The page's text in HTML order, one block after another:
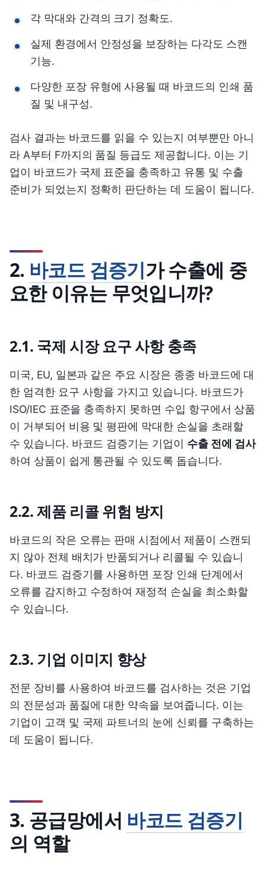
각 막대와 간격의 크기 정확도.
실제 환경에서 안정성을 보장하는 다각도 스캔
기능.
다양한 포장 유형에 사용될 때 바코드의 인쇄 품
질 및 내구성.
검사 결과는 바코드를 읽을 수 있는지 여부뿐만 아니
라 A부터 F까지의 품질 등급도 제공합니다. 이는 기
업이 바코드가 국제 표준을 충족하고 유통 및 수출
준비가 되었는지 정확히 판단하는 데 도움이 됩니다.
2. 바코드 검증기가 수출에 중
요한 이유는 무엇입니까?
2.1. 국제 시장 요구 사항 충족
미국, EU, 일본과 같은 주요 시장은 종종 바코드에 대
한 엄격한 요구 사항을 가지고 있습니다. 바코드가
ISO/IEC 표준을 충족하지 못하면 수입 항구에서 상품
이 거부되어 비용 및 평판에 막대한 손실을 초래할
수 있습니다. 바코드 검증기는 기업이 수출 전에 검사
하여 상품이 쉽게 통관될 수 있도록 돕습니다.
2.2. 제품 리콜 위험 방지
바코드의 작은 오류는 판매 시점에서 제품이 스캔되
지 않아 전체 배치가 반품되거나 리콜될 수 있습니
다. 바코드 검증기를 사용하면 포장 인쇄 단계에서
오류를 감지하고 수정하여 재정적 손실을 최소화할
수 있습니다.
2.3. 기업 이미지 향상
전문 장비를 사용하여 바코드를 검사하는 것은 기업
의 전문성과 품질에 대한 약속을 보여줍니다. 이는
기업이 고객 및 국제 파트너의 눈에 신뢰를 구축하는
데 도움이 됩니다.
3. 공급망에서 바코드 검증기
의 역할